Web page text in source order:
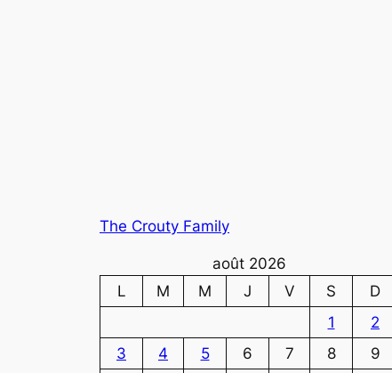
The Crouty Family
août 2026
L
M M J V S
D
1
2
3
4 5 6 7 8
9